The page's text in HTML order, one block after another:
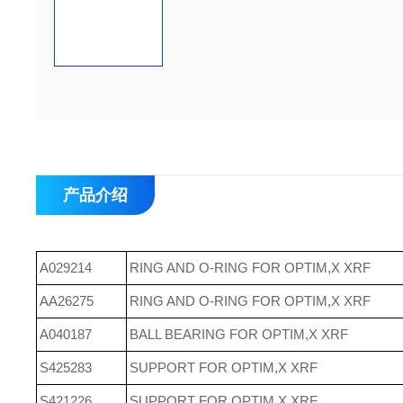
产品介绍
A029214 RING AND O-RING FOR OPTIM,X XRF
AA26275 RING AND O-RING FOR OPTIM,X XRF
A040187 BALL BEARING FOR OPTIM,X XRF
S425283 SUPPORT FOR OPTIM,X XRF